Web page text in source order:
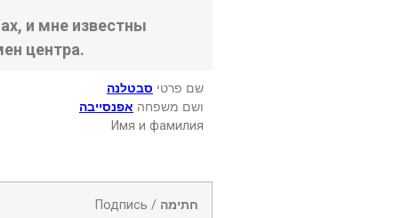
и мне известны
центра.
שם פרטי סבטלנה
ושם משפחה אפנסייבה
Имя и фамилия
Подпись / חתימה